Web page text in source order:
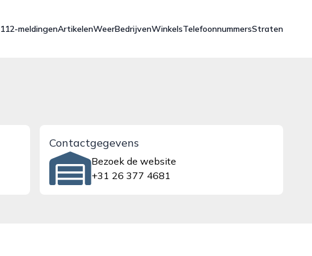
112-meldingenArtikelenWeerBedrijvenWinkelsTelefoonnummersStraten
Contactgegevens
Bezoek de website
+31 26 377 4681